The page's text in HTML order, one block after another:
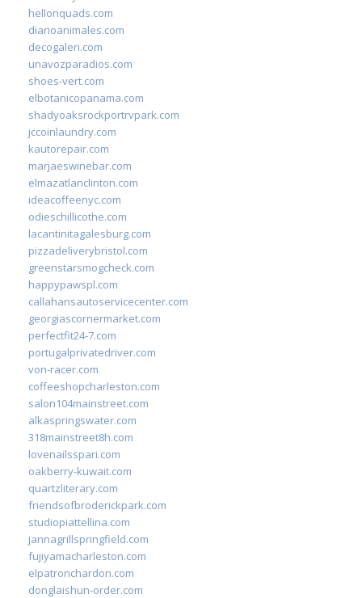
hellonquads.com
diarioanimales.com
decogaleri.com
unavozparadios.com
shoes-vert.com
elbotanicopanama.com
shadyoaksrockportrvpark.com
jccoinlaundry.com
kautorepair.com
marjaeswinebar.com
elmazatlanclinton.com
ideacoffeenyc.com
odieschillicothe.com
lacantinitagalesburg.com
pizzadeliverybristol.com
greenstarsmogcheck.com
happypawspl.com
callahansautoservicecenter.com
georgiascornermarket.com
perfectfit24-7.com
portugalprivatedriver.com
von-racer.com
coffeeshopcharleston.com
salon104mainstreet.com
alkaspringswater.com
318mainstreet8h.com
lovenailsspari.com
oakberry-kuwait.com
quartzliterary.com
friendsofbroderickpark.com
studiopiattellina.com
jannagrillspringfield.com
fujiyamacharleston.com
elpatronchardon.com
donglaishun-order.com